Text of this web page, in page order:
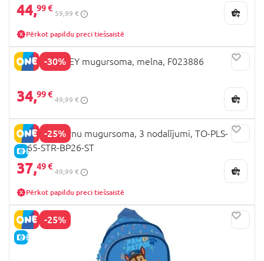
44,99 €
59,99 €
Pērkot papildu preci tiešsaistē
-30%
STITCH DISNEY mugursoma, melna, F023886
34,99 €
49,99 €
-25%
E-CENA
ST.RIGHT bērnu mugursoma, 3 nodalījumi, TO-PLS-
7265-STR-BP26-ST
37,49 €
49,99 €
Pērkot papildu preci tiešsaistē
-25%
E-CENA